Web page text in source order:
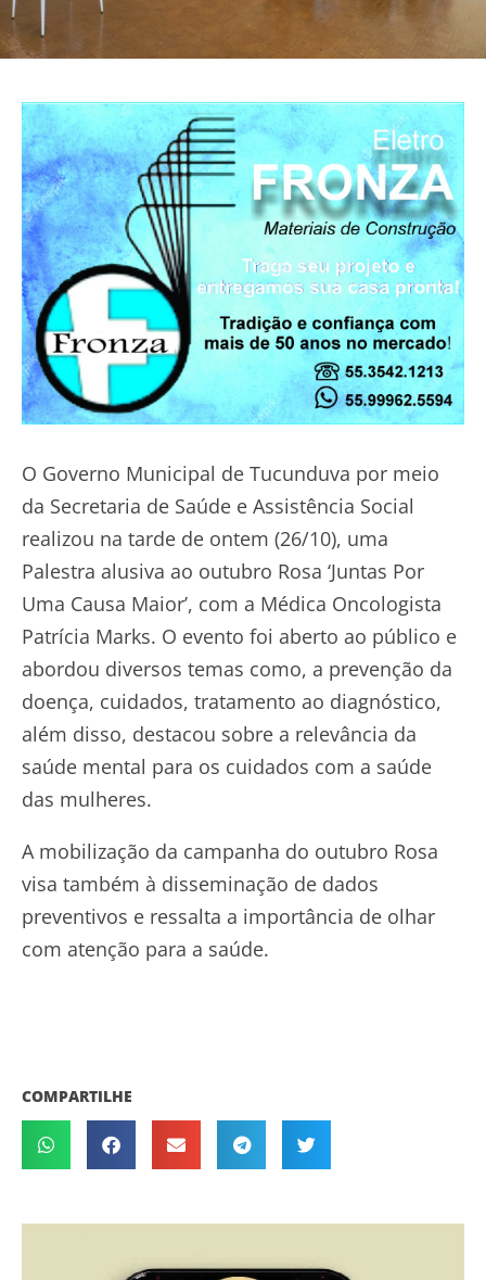
O Governo Municipal de Tucunduva por meio
da Secretaria de Saúde e Assistência Social
realizou na tarde de ontem (26/10), uma
Palestra alusiva ao outubro Rosa ‘Juntas Por
Uma Causa Maior’, com a Médica Oncologista
Patrícia Marks. O evento foi aberto ao público e
abordou diversos temas como, a prevenção da
doença, cuidados, tratamento ao diagnóstico,
além disso, destacou sobre a relevância da
saúde mental para os cuidados com a saúde
das mulheres.
A mobilização da campanha do outubro Rosa
visa também à disseminação de dados
preventivos e ressalta a importância de olhar
com atenção para a saúde.
COMPARTILHE